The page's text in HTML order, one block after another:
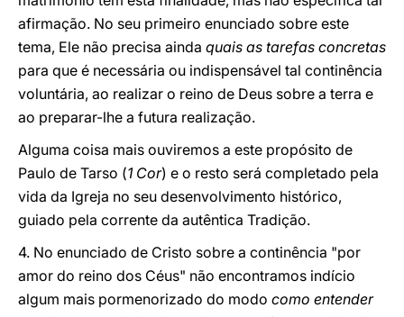
afirmação. No seu primeiro enunciado sobre este
tema, Ele não precisa ainda quais as tarefas concretas
para que é necessária ou indispensável tal continência
voluntária, ao realizar o reino de Deus sobre a terra e
ao preparar-lhe a futura realização.
Alguma coisa mais ouviremos a este propósito de
Paulo de Tarso (1 Cor) e o resto será completado pela
vida da Igreja no seu desenvolvimento histórico,
guiado pela corrente da autêntica Tradição.
4. No enunciado de Cristo sobre a continência "por
amor do reino dos Céus" não encontramos indício
algum mais pormenorizado do modo como entender